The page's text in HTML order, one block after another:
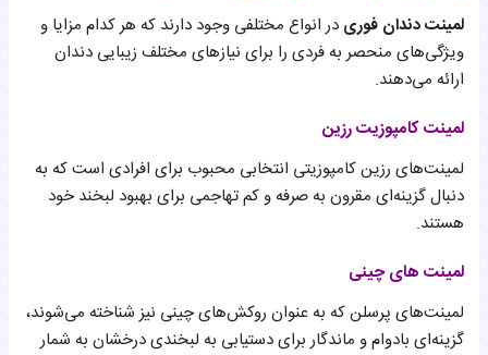
لمینت دندان فوری در انواع مختلفی وجود دارند که هر کدام مزایا و
ویژگی‌های منحصر به فردی را برای نیازهای مختلف زیبایی دندان
ارائه می‌دهند.
لمینت کامپوزیت رزین
لمینت‌های رزین کامپوزیتی انتخابی محبوب برای افرادی است که به
دنبال گزینه‌ای مقرون به صرفه و کم تهاجمی برای بهبود لبخند خود
هستند.
لمینت های چینی
لمینت‌های پرسلن که به عنوان روکش‌های چینی نیز شناخته می‌شوند،
گزینه‌ای بادوام و ماندگار برای دستیابی به لبخندی درخشان به شمار